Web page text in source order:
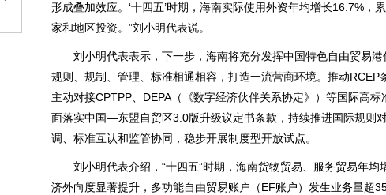
形成叠加效应。‘十四五’时期，海南实际使用外资年均增长16.7%，
家和地区投资。”刘小明代表说。
刘小明代表表示，下一步，海南将充分发挥中国特色自由贸易港
规则、规制、管理、标准相通相容，打造一流营商环境。推动RCEP
主动对接CPTPP、DEPA（《数字经济伙伴关系协定》）等国际高标
面落实中国—东盟自贸区3.0版升级议定书条款，持续推进国际规则
调、标准互认和监管协同，稳步开展制度型开放试点。
刘小明代表介绍，“十四五”时期，海南货物贸易、服务贸易年均
济外向度显著提升，多功能自由贸易账户（EF账户）发生业务量超